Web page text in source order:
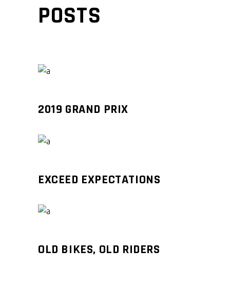
POSTS
2019 GRAND PRIX
EXCEED EXPECTATIONS
OLD BIKES, OLD RIDERS